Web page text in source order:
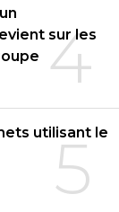
4
sur les
5
utilisant le